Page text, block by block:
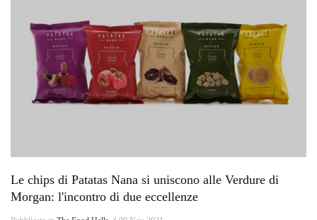
Le chips di Patatas Nana si uniscono alle Verdure di
Morgan: l'incontro di due eccellenze